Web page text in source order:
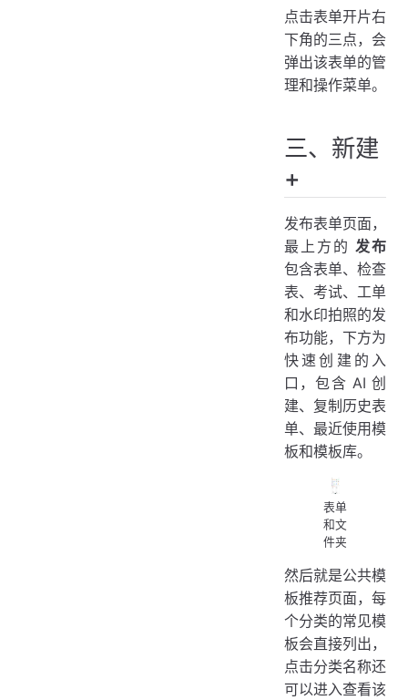
点击表单开片右
下角的三点，会
弹出该表单的管
理和操作菜单。
三、新建
+
发布表单页面，
最上方的发布
包含表单、检查
表、考试、工单
和水印拍照的发
布功能，下方为
快速创建的入
口，包含 AI 创
建、复制历史表
单、最近使用模
板和模板库。
表单
和文
件夹
然后就是公共模
板推荐页面，每
个分类的常见模
板会直接列出，
点击分类名称还
可以进入查看该